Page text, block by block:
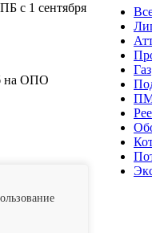
с 1 сентября
на ОПО
Газ